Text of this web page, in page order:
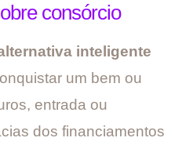
consórcio
inteligente
um bem ou
entrada ou
dos financiamentos